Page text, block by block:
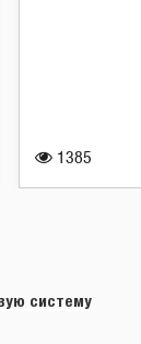
1385
систему